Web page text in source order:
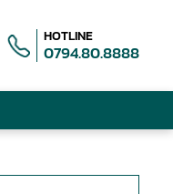
HOTLINE
0794.80.8888